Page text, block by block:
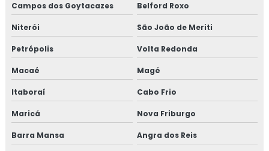
Campos dos Goytacazes Belford Roxo
Niterói São João de Meriti
Petrópolis Volta Redonda
Macaé Magé
Itaboraí Cabo Frio
Maricá Nova Friburgo
Barra Mansa Angra dos Reis